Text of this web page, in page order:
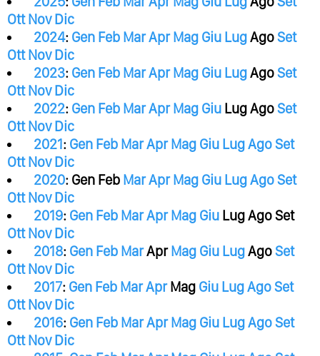
Ott Nov Dic
2024: Gen Feb MarApr Mag Giu LugAgoSet
Ott Nov Dic
2023: Gen Feb MarApr Mag Giu LugAgoSet
Ott Nov Dic
2022: Gen Feb MarApr Mag Giu LugAgoSet
Ott Nov Dic
2021: Gen Feb MarApr Mag Giu LugAgoSet
Ott Nov Dic
2020: Gen Feb MarApr Mag Giu LugAgoSet
Ott Nov Dic
2019: Gen Feb MarApr Mag Giu LugAgoSet
Ott Nov Dic
2018: Gen Feb MarApr Mag Giu LugAgoSet
Ott Nov Dic
2017: Gen Feb MarApr Mag Giu LugAgoSet
Ott Nov Dic
2016: Gen Feb MarApr Mag Giu LugAgoSet
Ott Nov Dic